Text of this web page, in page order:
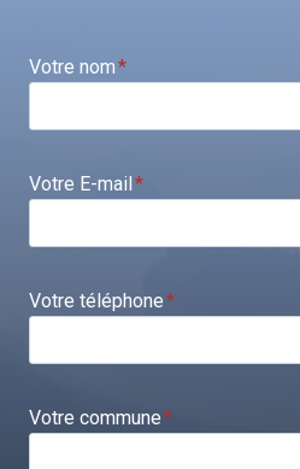
Votre nom*
Votre E-mail *
Votre téléphone*
Votre commune*